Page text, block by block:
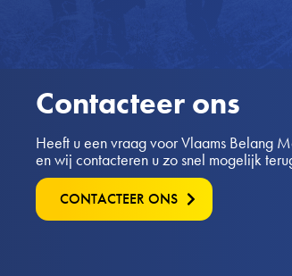
Contacteer ons
Heeft u een vraag voor Vlaams Belang
en wij contacteren u zo snel mogelijk
CONTACTEER ONS